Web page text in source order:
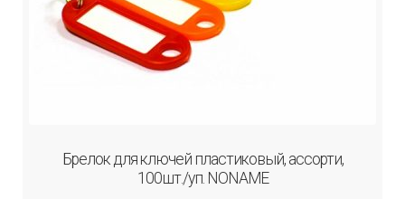
Брелок для ключей пластиковый, ассорти,
100шт./уп. NONAME